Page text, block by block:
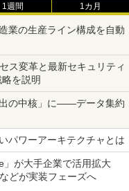
1週間 1カ月
業の生産ライン構成を自動
ス変革と最新セキュリティ
を説明
の中核」に――データ集約
パワーアーキテクチャとは
」が大手企業で活用拡大
どが実装フェーズへ